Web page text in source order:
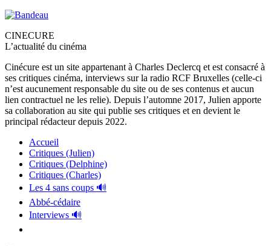
CINECURE
L’actualité du cinéma
Cinécure est un site appartenant à Charles Declercq et est consacré à
ses critiques cinéma, interviews sur la radio RCF Bruxelles (celle-ci
n’est aucunement responsable du site ou de ses contenus et aucun
lien contractuel ne les relie). Depuis l’automne 2017, Julien apporte
sa collaboration au site qui publie ses critiques et en devient le
principal rédacteur depuis 2022.
Accueil
Critiques (Julien)
Critiques (Delphine)
Critiques (Charles)
Les 4 sans coups 🔊
Abbé-cédaire
Interviews 🔊